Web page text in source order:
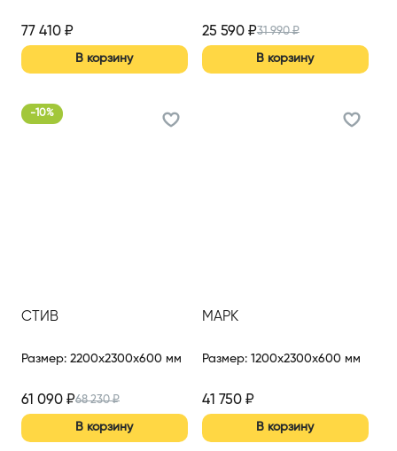
77 410 ₽
В корзину
25 590₽31 990₽
В корзину
-10%
СТИВ
Размер: 2200x2300x600 мм
61 090 ₽68 230₽
В корзину
МАРК
Размер: 1200x2300x600 мм
41 750₽
В корзину